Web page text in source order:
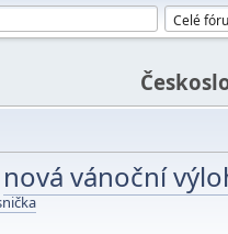
nová vánoční